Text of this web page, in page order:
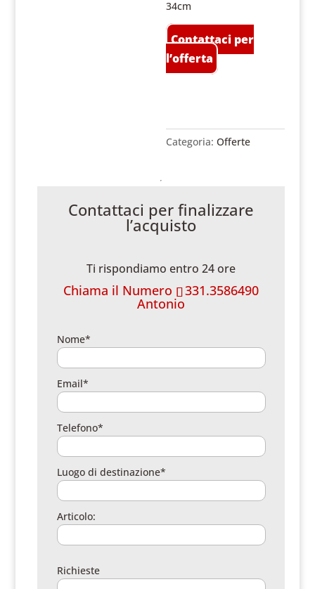
34cm
Contattaci per
l’offerta
Categoria:Offerte
Contattaci per finalizzare
l’acquisto
Ti rispondiamo entro 24 ore
Chiama il Numero 331.3586490
Antonio
Nome*
Email*
Telefono*
Luogo di destinazione*
Articolo:
Richieste